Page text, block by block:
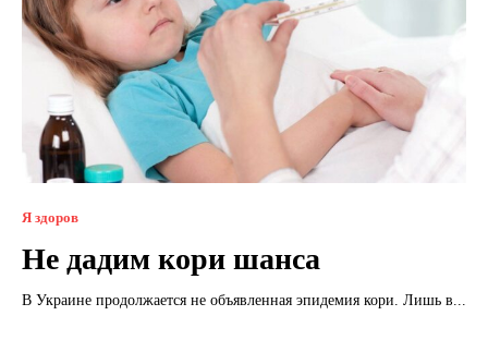
Я здоров
Не дадим кори шанса
В Украине продолжается не объявленная эпидемия кори. Лишь в...